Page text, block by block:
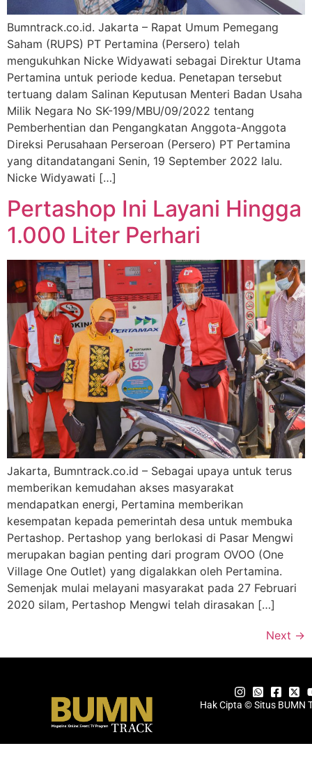
Bumntrack.co.id. Jakarta – Rapat Umum Pemegang
Saham (RUPS) PT Pertamina (Persero) telah
mengukuhkan Nicke Widyawati sebagai Direktur Utama
Pertamina untuk periode kedua. Penetapan tersebut
tertuang dalam Salinan Keputusan Menteri Badan Usaha
Milik Negara No SK-199/MBU/09/2022 tentang
Pemberhentian dan Pengangkatan Anggota-Anggota
Direksi Perusahaan Perseroan (Persero) PT Pertamina
yang ditandatangani Senin, 19 September 2022 lalu.
Nicke Widyawati […]
Pertashop Ini Layani Hingga
1.000 Liter Perhari
Jakarta, Bumntrack.co.id – Sebagai upaya untuk terus
memberikan kemudahan akses masyarakat
mendapatkan energi, Pertamina memberikan
kesempatan kepada pemerintah desa untuk membuka
Pertashop. Pertashop yang berlokasi di Pasar Mengwi
merupakan bagian penting dari program OVOO (One
Village One Outlet) yang digalakkan oleh Pertamina.
Semenjak mulai melayani masyarakat pada 27 Februari
2020 silam, Pertashop Mengwi telah dirasakan […]
Next →
Hak Cipta © Situs BUMN